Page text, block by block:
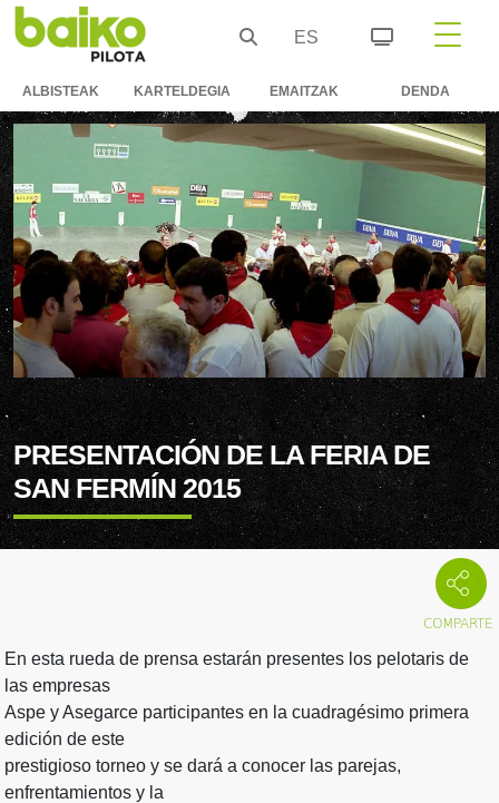
ES
ALBISTEAK KARTELDEGIA EMAITZAK DENDA
PRESENTACIÓN DE LA FERIA DE
SAN FERMÍN 2015
En esta rueda de prensa estarán presentes los pelotaris de
las empresas
Aspe y Asegarce participantes en la cuadragésimo primera
edición de este
prestigioso torneo y se dará a conocer las parejas,
enfrentamientos y la